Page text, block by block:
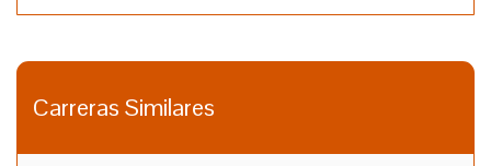
Carreras Similares